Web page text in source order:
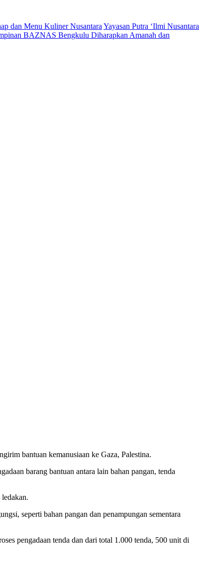
dan Menu Kuliner Nusantara Yayasan Putra ‘Ilmi Nusantara
BAZNAS Bengkulu Diharapkan Amanah dan
bantuan kemanusiaan ke Gaza, Palestina.
barang bantuan antara lain bahan pangan, tenda
seperti bahan pangan dan penampungan sementara
pengadaan tenda dan dari total 1.000 tenda, 500 unit di